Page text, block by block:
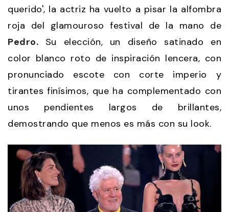
querido', la actriz ha vuelto a pisar la alfombra
roja del glamouroso festival de la mano de
Pedro. Su elección, un diseño satinado en
color blanco roto de inspiración lencera, con
pronunciado escote con corte imperio y
tirantes finísimos, que ha complementado con
unos pendientes largos de brillantes,
demostrando que menos es más con su look.